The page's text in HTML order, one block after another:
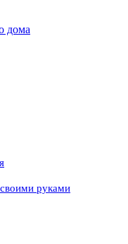
дома
руками